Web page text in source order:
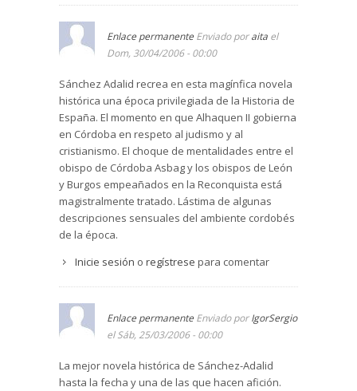
Enlace permanente Enviado poraita el
Dom, 30/04/2006 - 00:00
Sánchez Adalid recrea en esta magínfica novela
histórica una época privilegiada de la Historia de
España. El momento en que Alhaquen II gobierna
en Córdoba en respeto al judismo y al
cristianismo. El choque de mentalidades entre el
obispo de Córdoba Asbag y los obispos de León
y Burgos empeañados en la Reconquista está
magistralmente tratado. Lástima de algunas
descripciones sensuales del ambiente cordobés
de la época.
Inicie sesión o regístrese para comentar
Enlace permanente Enviado porIgorSergio
el Sáb, 25/03/2006 - 00:00
La mejor novela histórica de Sánchez-Adalid
hasta la fecha y una de las que hacen afición.